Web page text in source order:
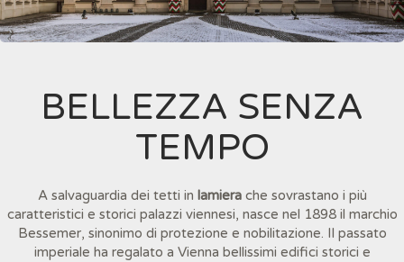
BELLEZZA SENZA
TEMPO
A salvaguardia dei tetti in lamiera che sovrastano i più
caratteristici e storici palazzi viennesi, nasce nel 1898 il marchio
Bessemer, sinonimo di protezione e nobilitazione. Il passato
imperiale ha regalato a Vienna bellissimi edifici storici e